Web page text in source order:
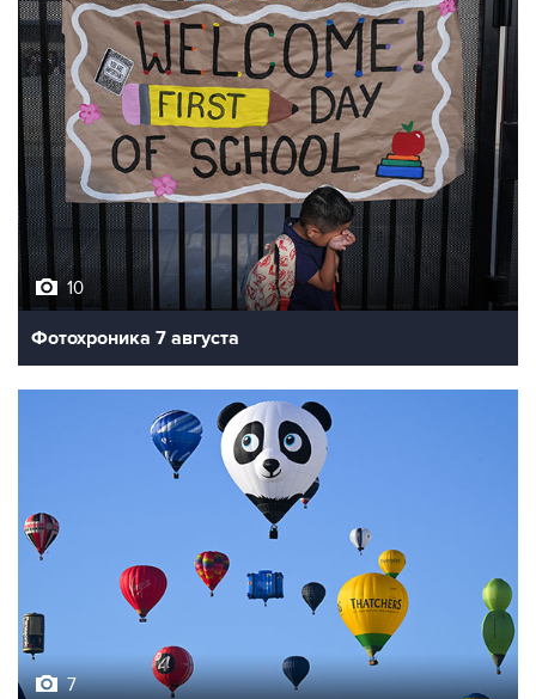
10
Фотохроника 7 августа
Фестиваль воздухоплавания в Бристоле